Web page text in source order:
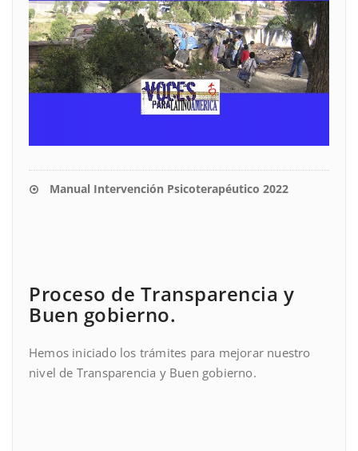
Manual Intervención Psicoterapéutico 2022
Proceso de Transparencia y
Buen gobierno.
Hemos iniciado los trámites para mejorar nuestro
nivel de Transparencia y Buen gobierno.